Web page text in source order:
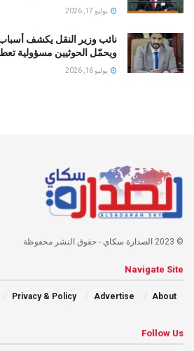
يوليو 17, 2026
نائب وزير النقل يكشف
ويحمّل الحوثيين مسؤولية
يوليو 16, 2026
© 2023 الصدارة سكاي - حقوق النشر محفوظة
Navigate Site
About
Advertise
Privacy & Policy
Follow Us